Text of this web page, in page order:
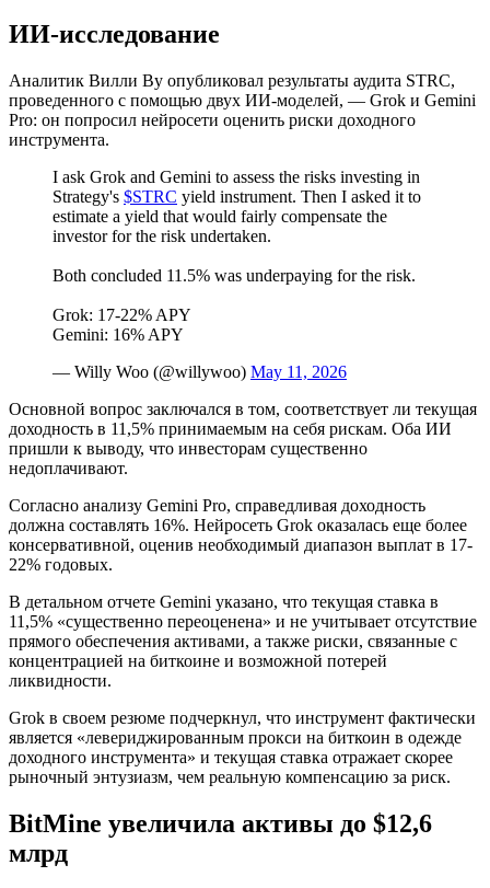
ИИ-исследование
Аналитик Вилли Ву опубликовал результаты аудита STRC,
проведенного с помощью двух ИИ-моделей, — Grok и Gemini
Pro: он попросил нейросети оценить риски доходного
инструмента.
I ask Grok and Gemini to assess the risks investing in
Strategy's $STRC yield instrument. Then I asked it to
estimate a yield that would fairly compensate the
investor for the risk undertaken.
Both concluded 11.5% was underpaying for the risk.
Grok: 17-22% APY
Gemini: 16% APY
— Willy Woo (@willywoo) May 11, 2026
Основной вопрос заключался в том, соответствует ли текущая
доходность в 11,5% принимаемым на себя рискам. Оба ИИ
пришли к выводу, что инвесторам существенно
недоплачивают.
Согласно анализу Gemini Pro, справедливая доходность
должна составлять 16%. Нейросеть Grok оказалась еще более
консервативной, оценив необходимый диапазон выплат в 17-
22% годовых.
В детальном отчете Gemini указано, что текущая ставка в
11,5% «существенно переоценена» и не учитывает отсутствие
прямого обеспечения активами, а также риски, связанные с
концентрацией на биткоине и возможной потерей
ликвидности.
Grok в своем резюме подчеркнул, что инструмент фактически
является «левериджированным прокси на биткоин в одежде
доходного инструмента» и текущая ставка отражает скорее
рыночный энтузиазм, чем реальную компенсацию за риск.
BitMine увеличила активы до $12,6
млрд